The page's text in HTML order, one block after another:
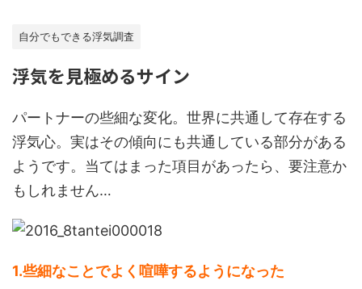
自分でもできる浮気調査
浮気を見極めるサイン
パートナーの些細な変化。世界に共通して存在する
浮気心。実はその傾向にも共通している部分がある
ようです。当てはまった項目があったら、要注意か
もしれません…
1.些細なことでよく喧嘩するようになった